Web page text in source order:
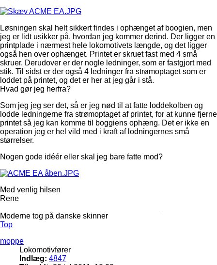
Løsningen skal helt sikkert findes i ophænget af boogien, men
jeg er lidt usikker på, hvordan jeg kommer derind. Der ligger en
printplade i nærmest hele lokomotivets længde, og det ligger
også hen over ophænget. Printet er skruet fast med 4 små
skruer. Derudover er der nogle ledninger, som er fastgjort med
stik. Til sidst er der også 4 ledninger fra strømoptaget som er
loddet på printet, og det er her at jeg går i stå.
Hvad gør jeg herfra?
Som jeg jeg ser det, så er jeg nød til at fatte loddekolben og
lodde ledningerne fra strømoptaget af printet, for at kunne fjerne
printet så jeg kan komme til boggiens ophæng. Det er ikke en
operation jeg er hel vild med i kraft af lodningernes små
størrelser.
Nogen gode idéér eller skal jeg bare fatte mod?
Med venlig hilsen
Rene
Moderne tog på danske skinner
Top
moppe
Lokomotivfører
Indlæg: 4847